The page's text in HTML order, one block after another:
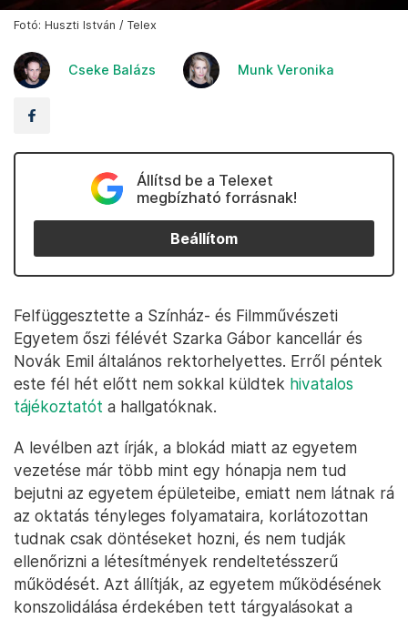
Fotó: Huszti István / Telex
Cseke Balázs Munk Veronika
Állítsd be a Telexet
megbízható forrásnak!
Beállítom
Felfüggesztette a Színház- és Filmművészeti
Egyetem őszi félévét Szarka Gábor kancellár és
Novák Emil általános rektorhelyettes. Erről péntek
este fél hét előtt nem sokkal küldtek hivatalos
tájékoztatót a hallgatóknak.
A levélben azt írják, a blokád miatt az egyetem
vezetése már több mint egy hónapja nem tud
bejutni az egyetem épületeibe, emiatt nem látnak rá
az oktatás tényleges folyamataira, korlátozottan
tudnak csak döntéseket hozni, és nem tudják
ellenőrizni a létesítmények rendeltetésszerű
működését. Azt állítják, az egyetem működésének
konszolidálása érdekében tett tárgyalásokat a